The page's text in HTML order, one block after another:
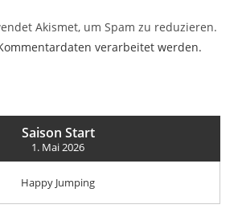
Akismet, um Spam zu reduzieren.
verarbeitet werden.
Saison Start
1. Mai 2026
Happy Jumping